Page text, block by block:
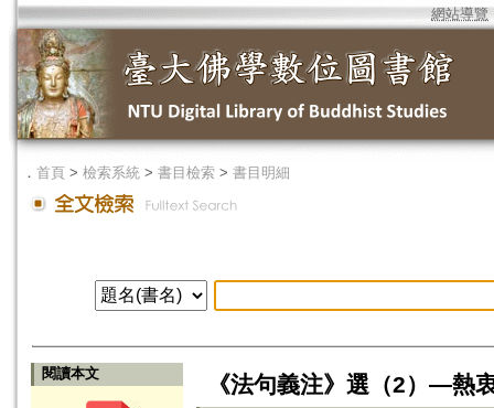
網站導覽
． 首頁 > 檢索系統 > 書目檢索 > 書目明細
閱讀本文 《法句義注》選（2）—熱